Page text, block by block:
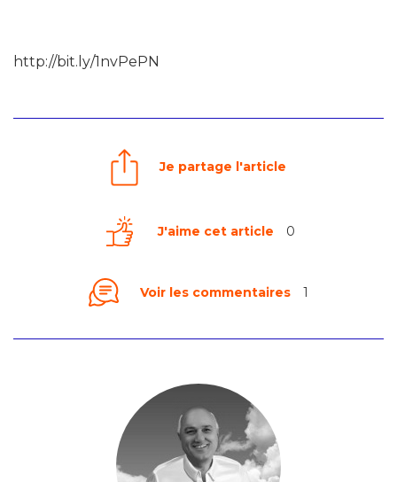
http://bit.ly/1nvPePN
Je partage l'article
J'aime cet article 0
Voir les commentaires 1